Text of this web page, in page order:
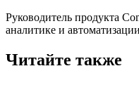
Руководитель продукта
аналитике и
Читайте также